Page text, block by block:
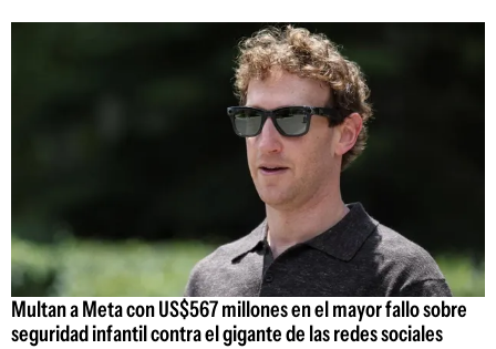
Multan a Meta con US$567 millones en el mayor fallo sobre
seguridad infantil contra el gigante de las redes sociales